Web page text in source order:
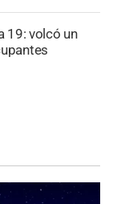
19: volcó un